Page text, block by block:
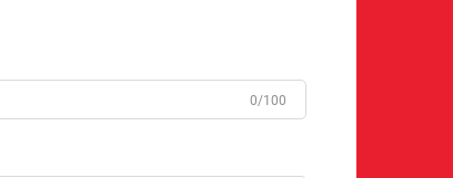
0/100